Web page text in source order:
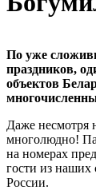
По уже
праздников,
объектов
Даже несмотря
многолюдно!
на номерах
гости из
России.